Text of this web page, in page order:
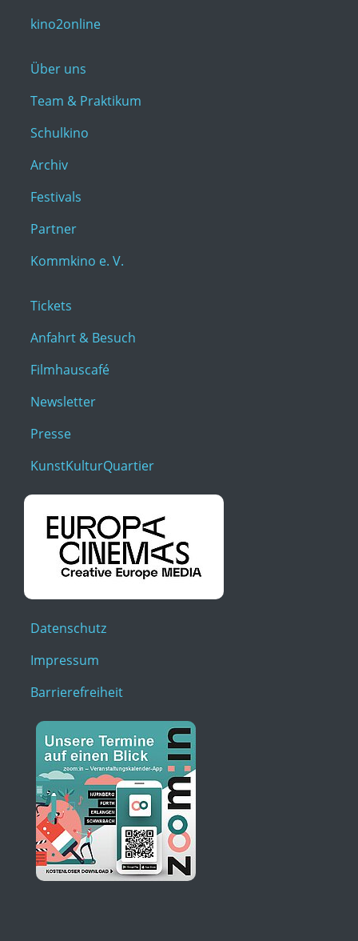
kino2online
Über uns
Team & Praktikum
Schulkino
Archiv
Festivals
Partner
Kommkino e. V.
Tickets
Anfahrt & Besuch
Filmhauscafé
Newsletter
Presse
KunstKulturQuartier
Datenschutz
Impressum
Barrierefreiheit